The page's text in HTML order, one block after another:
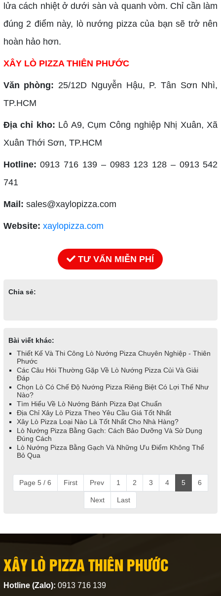
lửa cách nhiệt ở dưới sàn và quanh vòm. Chỉ cần làm
đúng 2 điểm này, lò nướng pizza của bạn sẽ trở nên
hoàn hảo hơn.
XÂY LÒ PIZZA THIÊN PHƯỚC
Văn phòng: 25/12D Nguyễn Hậu, P. Tân Sơn Nhì,
TP.HCM
Địa chỉ kho: Lô A9, Cụm Công nghiệp Nhị Xuân, Xã
Xuân Thới Sơn, TP.HCM
Hotline:0913 716 139 – 0983 123 128 – 0913 542
741
Mail: sales@xaylopizza.com
Website: xaylopizza.com
TƯ VẤN MIỄN PHÍ
Chia sẻ:
Bài viết khác:
Thiết Kế Và Thi Công Lò Nướng Pizza Chuyên Nghiệp - Thiên
Phước
Các Câu Hỏi Thường Gặp Về Lò Nướng Pizza Củi Và Giải
Đáp
Chọn Lò Có Chế Độ Nướng Pizza Riêng Biệt Có Lợi Thế Như
Nào?
Tìm Hiểu Về Lò Nướng Bánh Pizza Đạt Chuẩn
Địa Chỉ Xây Lò Pizza Theo Yêu Cầu Giá Tốt Nhất
Xây Lò Pizza Loại Nào Là Tốt Nhất Cho Nhà Hàng?
Lò Nướng Pizza Bằng Gạch: Cách Bảo Dưỡng Và Sử Dụng
Đúng Cách
Lò Nướng Pizza Bằng Gạch Và Những Ưu Điểm Không Thể
Bỏ Qua
Page 5 / 6 First Prev 1 2 3 4 5 6
Next Last
XÂY LÒ PIZZA THIÊN PHƯỚC
Hotline (Zalo): 0913 716 139